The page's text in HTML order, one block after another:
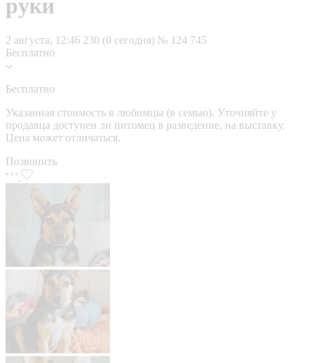
руки
2 августа, 12:46 230 (0 сегодня) № 124 745
Бесплатно
Бесплатно
Указанная стоимость в любимцы (в семью). Уточняйте у
продавца доступен ли питомец в разведение, на выставку.
Цена может отличаться.
Позвонить